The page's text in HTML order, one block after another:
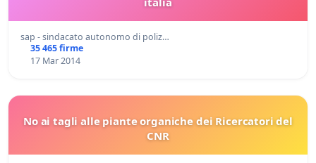
sap - sindacato autonomo di poliz…
35 465 firme
17 Mar 2014
No ai tagli alle piante organiche dei Ricercatori del
CNR